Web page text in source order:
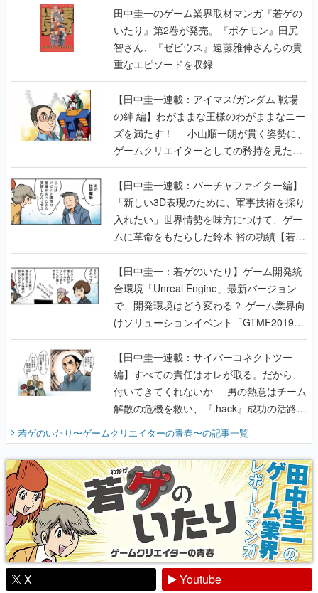
田中圭一のゲーム業界取材マンガ『若ゲの
いたり』第2巻が発売。『ポケモン』田尻
智さん、『ゼビウス』遠藤雅伸さんらの貴
重なエピソードを収録
【田中圭一連載：アイマス/ガンダム 戦場
の絆 編】わがままな王様のわがままなニー
ズを満たす！──小山順一朗が貫く姿勢に、
ゲームクリエイターとしての矜持を見た
【若ゲのいたり最終回】
【田中圭一連載：バーチャファイター編】
「新しい3D表現のために、軍事技術を採り
入れたい」世界情勢を味方につけて、ゲー
ムに革命をもたらした鈴木 裕の功績【若ゲ
のいたり】
【田中圭一：若ゲのいたり】ゲーム開発統
合環境「Unreal Engine」最新バージョン
で、開発環境はどう変わる？ ゲーム業界向
けソリューションイベント「GTMF2019」
に行って、より理解を深めよう【PR】
【田中圭一連載：サイバーコネクトツー
編】すべての責任はオレが取る。だから、
付いてきてくれないか──男の熱意はチーム
解散の危機を救い、『.hack』成功の活路を
開く。業界の快男児・松山 洋に流れる血は
『少年ジャンプ』色だった【若ゲのいた
り】
若ゲのいたり〜ゲームクリエイターの青春〜の記事一覧
X
Youtube